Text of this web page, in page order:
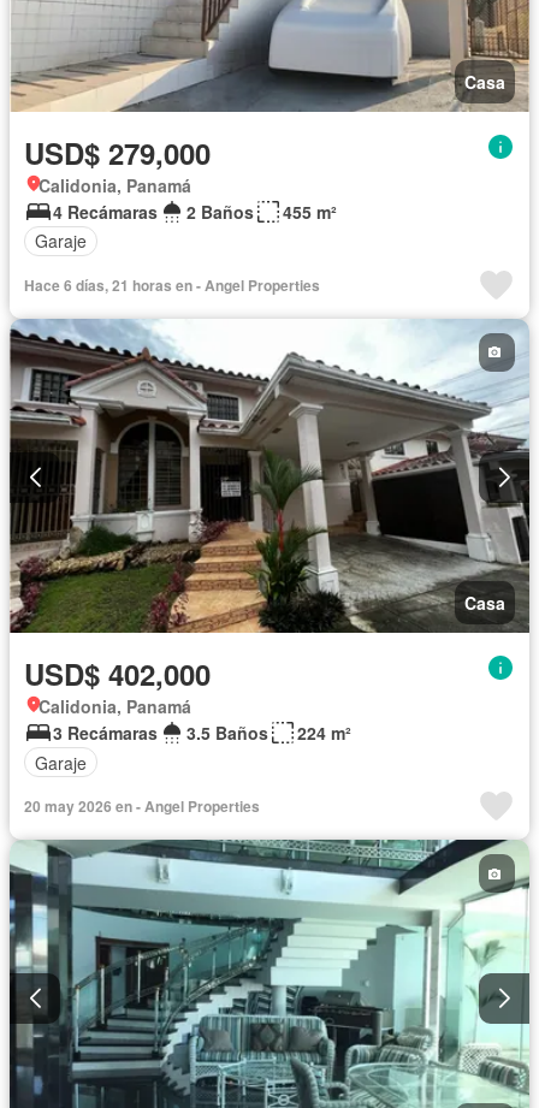
Casa
USD$ 279,000
Calidonia, Panamá
4 Recámaras
2 Baños
455 m²
Garaje
Hace 6 días, 21 horas en - Angel Properties
Casa
USD$ 402,000
Calidonia, Panamá
3 Recámaras
3.5 Baños
224 m²
Garaje
20 may 2026 en - Angel Properties